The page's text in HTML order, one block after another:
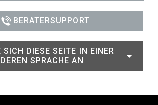
BERATERSUPPORT
SICH DIESE SEITE IN EINER
SPRACHE AN